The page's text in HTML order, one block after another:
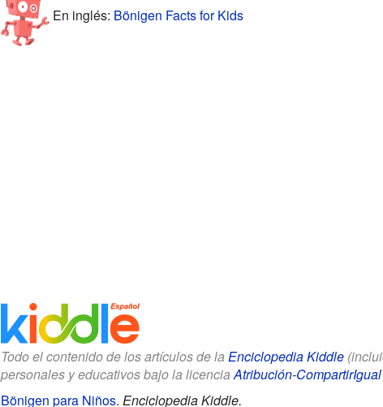
En inglés: Bönigen Facts for Kids
Todo el contenido de los artículos de la Enciclopedia Kiddle
personales y educativos bajo la licenciaAtribución-CompartirIgual
Bönigen para Niños. Enciclopedia Kiddle.